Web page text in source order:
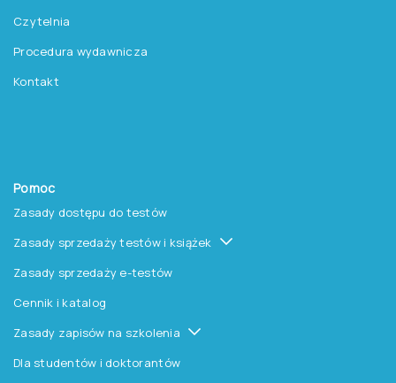
Czytelnia
Procedura wydawnicza
Kontakt
Pomoc
Zasady dostępu do testów
Zasady sprzedaży testów i książek
Zasady sprzedaży e-testów
Cennik i katalog
Zasady zapisów na szkolenia
Dla studentów i doktorantów